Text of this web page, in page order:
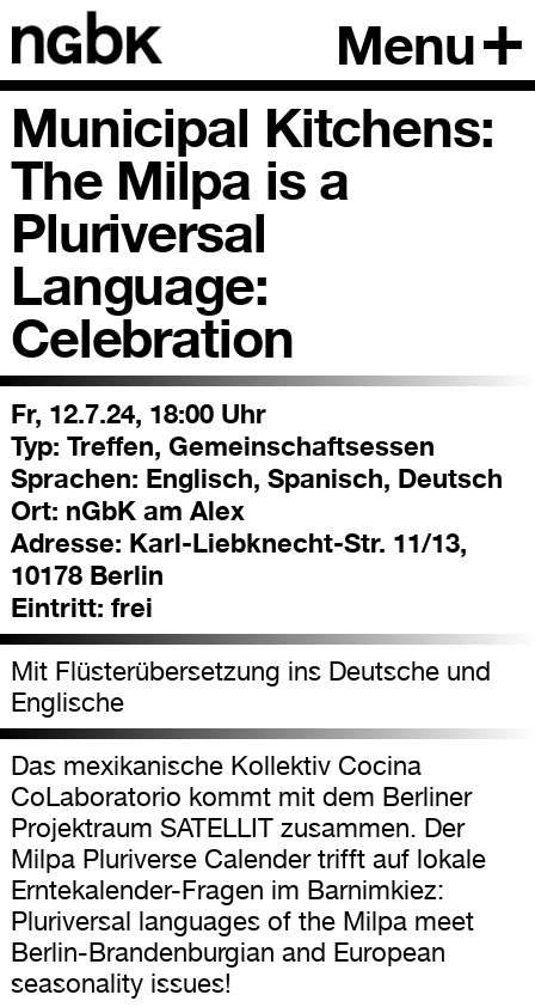
Menu
Municipal Kitchens:
The Milpa is a
Pluriversal
Language:
Celebration
Fr, 12.7.24, 18:00 Uhr
Typ: Treffen, Gemeinschaftsessen
Sprachen: Englisch, Spanisch, Deutsch
Ort: nGbK am Alex
Adresse: Karl-Liebknecht-Str. 11/13,
10178 Berlin
Eintritt: frei
Mit Flüsterübersetzung ins Deutsche und
Englische
Das mexikanische Kollektiv Cocina
CoLaboratorio kommt mit dem Berliner
Projektraum SATELLIT zusammen. Der
Milpa Pluriverse Calender trifft auf lokale
Erntekalender-Fragen im Barnimkiez:
Pluriversal languages of the Milpa meet
Berlin-Brandenburgian and European
seasonality issues!